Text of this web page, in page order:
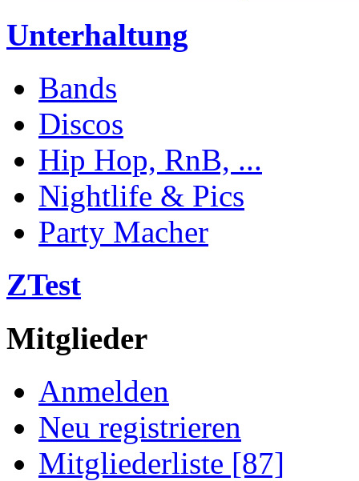
Unterhaltung
Bands
Discos
Hip Hop, RnB, ...
Nightlife & Pics
Party Macher
ZTest
Mitglieder
Anmelden
Neu registrieren
Mitgliederliste [87]